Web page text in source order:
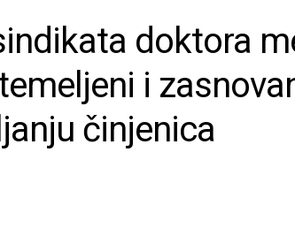
doktora
i
činjenica